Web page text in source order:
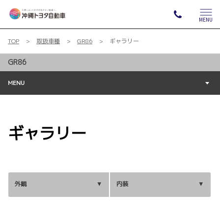
MENU
TOP 取扱車種 GR86 ギャラリー
GR86
MENU
ギャラリー
外観 内装